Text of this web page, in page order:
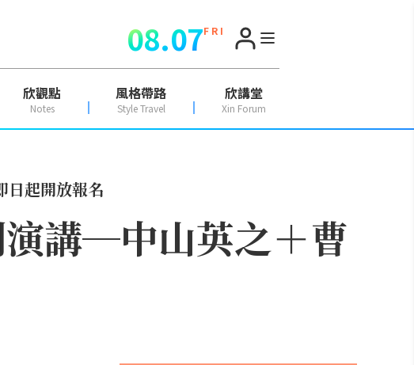
08.07F R I
欣觀點
Notes
風格帶路
Style Travel
欣講堂
Xin Forum
日起開放報名
講─中山英之＋曹